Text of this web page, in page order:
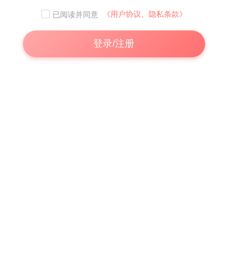
已阅读并同意 《用户协议、隐私条款》
登录/注册